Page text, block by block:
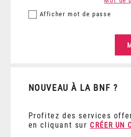
Afficher mot de passe
NOUVEAU À LA BNF ?
Profitez des services
en cliquant sur CRÉER UN